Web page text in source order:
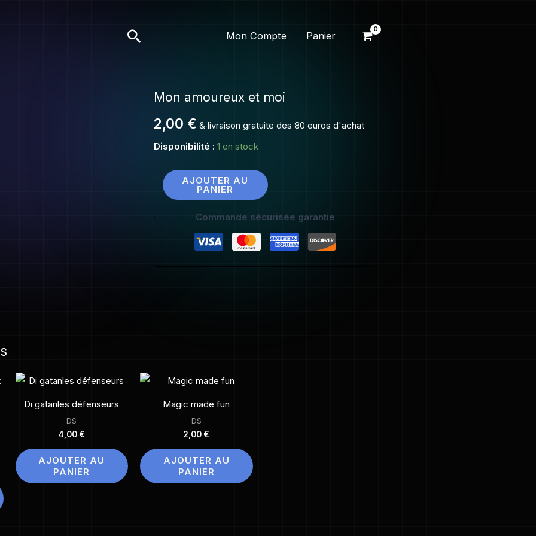
Rechercher Mon Compte Panier
Mon amoureux et moi
2,00 € & livraison gratuite des 80 euros d'achat
Disponibilité : 1 en stock
quantité
Mon
amoureux
moi
AJOUTER AU
PANIER
Commande sécurisée garantie
Di gatanles défenseurs
DS
4,00 €
AJOUTER AU
PANIER
Magic made fun
DS
2,00 €
AJOUTER AU
PANIER
et